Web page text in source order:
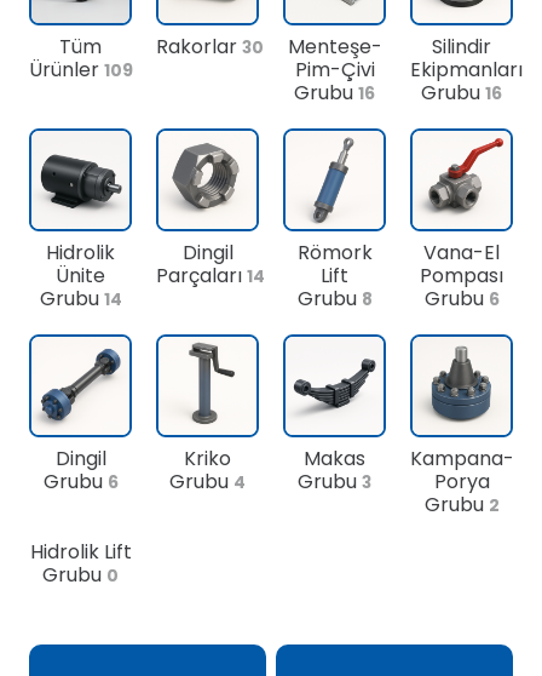
Tüm
Ürünler 109
Rakorlar 30
Menteşe-
Pim-Çivi
Grubu 16
Silindir
Ekipmanları
Grubu 16
Hidrolik
Ünite
Grubu 14
Dingil
Parçaları 14
Römork
Lift
Grubu 8
Vana-El
Pompası
Grubu 6
Dingil
Grubu 6
Kriko
Grubu 4
Makas
Grubu 3
Kampana-
Porya
Grubu 2
Hidrolik Lift
Grubu 0